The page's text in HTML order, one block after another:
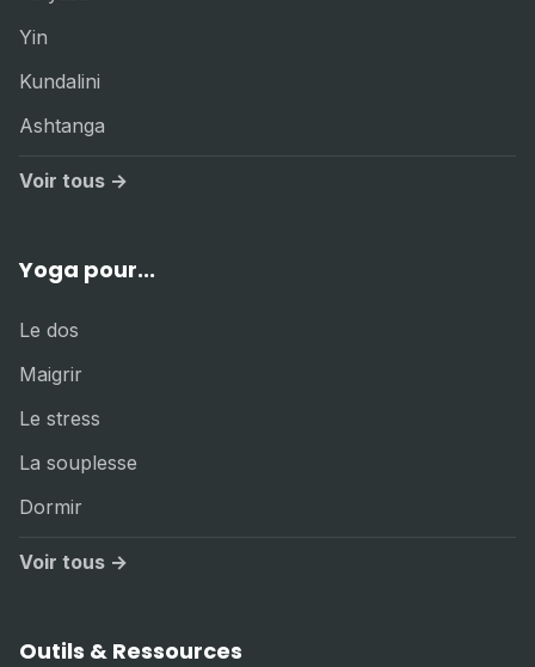
Yin
Kundalini
Ashtanga
Voir tous →
Yoga pour...
Le dos
Maigrir
Le stress
La souplesse
Dormir
Voir tous →
Outils & Ressources